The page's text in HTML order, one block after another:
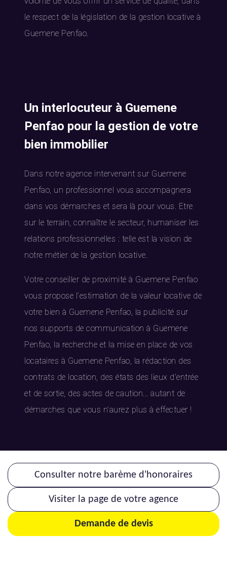
le respect de la législation de la gestion locative à
Guemene Penfao.
Un interlocuteur à Guemene
Penfao pour la gestion de votre
bien immobilier
Dans notre agence intervenant sur Guemene
Penfao, un professionnel vous accompagnera
dans vos démarches et sera là pour vous. Etre
sur le terrain, connaître le secteur, humaniser les
relations professionnelles : telle est la vision de
notre métier de la gestion locative.
Votre conseiller de proximité à Guemene Penfao
vous propose l’estimation de la valeur locative de
votre bien à Guemene Penfao, la publicité sur
nos supports de communication à Guemene
Penfao, la recherche et la mise en place de vos
locataires à Guemene Penfao, la rédaction des
contrats de location, des états des lieux d’entrée
et de sortie, des actes de caution... autant de
démarches que vous n’aurez plus à effectuer !
Consulter notre barème d'honoraires
Visiter la page de votre agence
Demande de devis